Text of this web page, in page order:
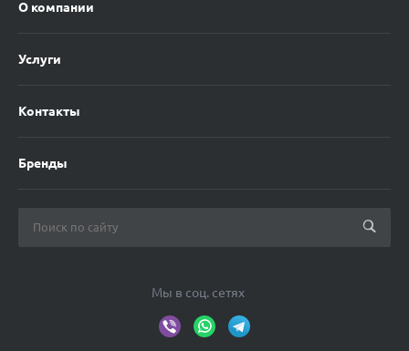
О компании
Услуги
Контакты
Бренды
Мы в соц. сетях